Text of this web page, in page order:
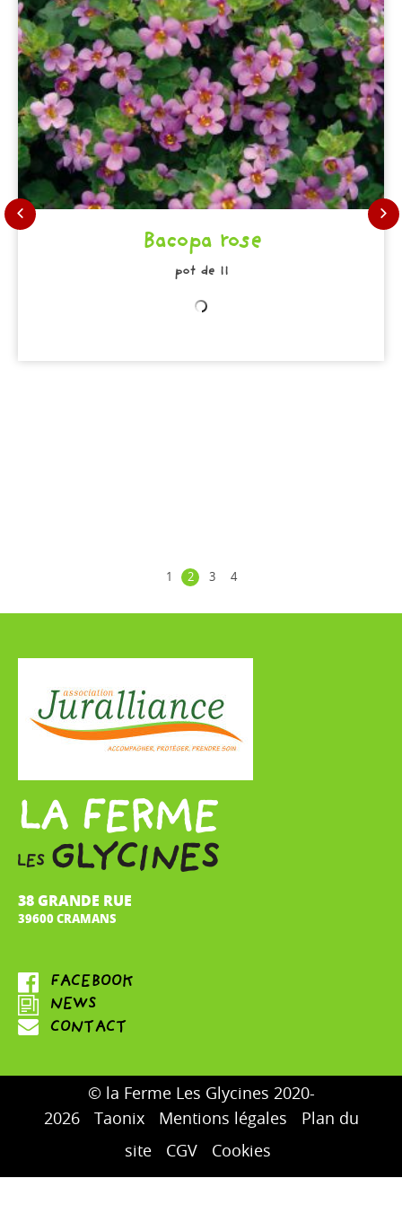
Bacopa rose
pot de 11
1 2 3 4
38 GRANDE RUE
39600 CRAMANS
© la Ferme Les Glycines 2020-
2026
Taonix Mentions légales
Plan du
site
CGV Cookies